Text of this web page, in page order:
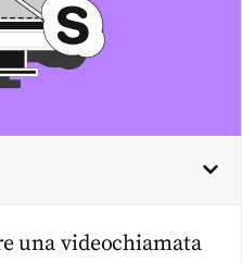
una videochiamata